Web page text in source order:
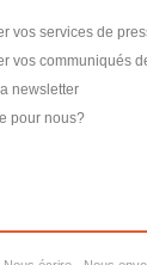
vos services de
vos communiqués
newsletter
pour nous?